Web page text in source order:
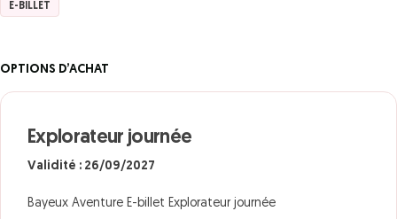
E-BILLET
OPTIONS D’ACHAT
Explorateur journée
Validité : 26/09/2027
Bayeux Aventure E-billet Explorateur journée